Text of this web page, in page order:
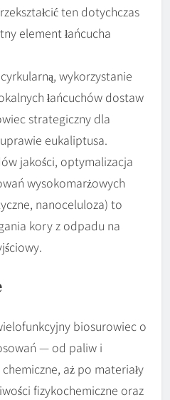
ten dotychczas
element łańcucha
wykorzystanie
łańcuchów dostaw
strategiczny dla
eukaliptusa.
jakości, optymalizacja
wysokomarżowych
nanoceluloza) to
kory z odpadu na
biosurowiec o
— od paliw i
aż po materiały
fizykochemiczne oraz